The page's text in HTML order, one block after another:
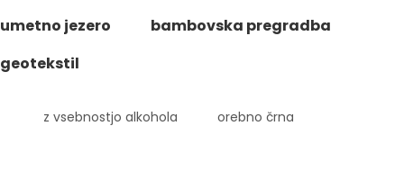
umetno jezero
bambovska pregradba
geotekstil
z vsebnostjo alkohola orebno črna